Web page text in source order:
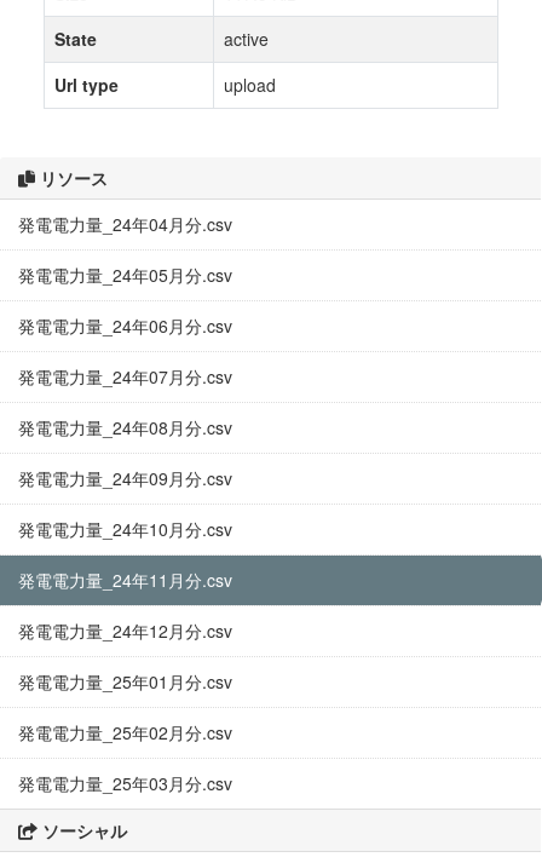
リソース
発電電力量_24年04月分.csv
発電電力量_24年05月分.csv
発電電力量_24年06月分.csv
発電電力量_24年07月分.csv
発電電力量_24年08月分.csv
発電電力量_24年09月分.csv
発電電力量_24年10月分.csv
発電電力量_24年11月分.csv
発電電力量_24年12月分.csv
発電電力量_25年01月分.csv
発電電力量_25年02月分.csv
発電電力量_25年03月分.csv
ソーシャル
State
active
Url type
upload